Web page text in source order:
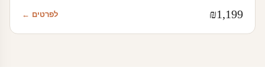
₪1,199 לפרטים ←